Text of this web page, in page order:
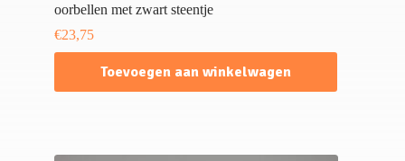
oorbellen met zwart steentje
€23,75
Toevoegen aan winkelwagen